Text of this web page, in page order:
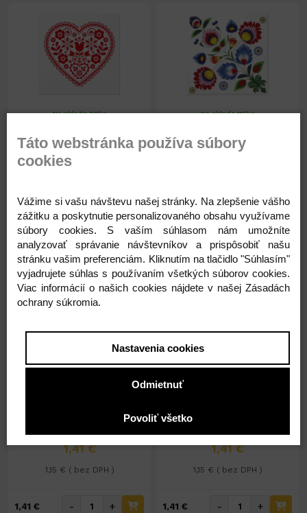
Na sklade 88ks
č.TL129800
1,15 € ( bez DPH )
1,41 € +
Na sklade 115ks
č.TL323000
1,15 € ( bez DPH )
1,41 € - +
Servítky celoročný motív
1,41 €
1,15 € ( bez DPH )
1,41 € - +
Servítky celoročný motív č.
1,41 €
1,15 € ( bez DPH )
1,41 € - +
Táto webstránka používa súbory
cookies
Vážime si vašu návštevu našej stránky. Na zlepšenie vášho
zážitku a poskytnutie personalizovaného obsahu využívame
súbory cookies. S vaším súhlasom nám umožníte
analyzovať správanie návštevníkov a prispôsobiť našu
stránku vašim preferenciám. Kliknutím na tlačidlo "Súhlasím"
vyjadrujete súhlas s používaním všetkých súborov cookies.
Viac informácií o našich cookies nájdete v našej Zásadách
ochrany súkromia.
Nastavenia cookies
Odmietnuť
Povoliť všetko